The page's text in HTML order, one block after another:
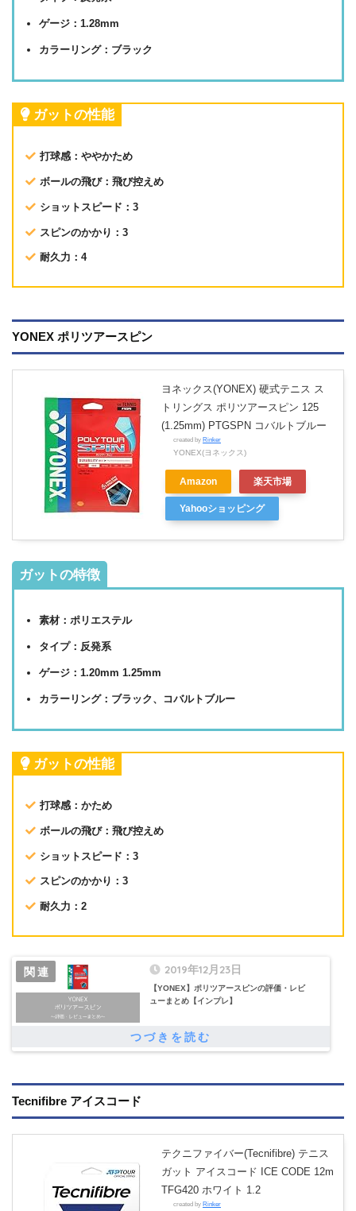
ゲージ：1.28mm
カラーリング：ブラック
ガットの性能
打球感：ややかため
ボールの飛び：飛び控えめ
ショットスピード：3
スピンのかかり：3
耐久力：4
YONEX ポリツアースピン
ヨネックス(YONEX) 硬式テニス ス
トリングス ポリツアースピン 125
(1.25mm) PTGSPN コバルトブルー
created by Rinker
YONEX(ヨネックス)
Amazon 楽天市場
Yahooショッピング
ガットの特徴
素材：ポリエステル
タイプ：反発系
ゲージ：1.20mm 1.25mm
カラーリング：ブラック、コバルトブルー
ガットの性能
打球感：かため
ボールの飛び：飛び控えめ
ショットスピード：3
スピンのかかり：3
耐久力：2
2019年12月23日
【YONEX】ポリツアースピンの評価・レビ
ューまとめ【インプレ】
Tecnifibre アイスコード
テクニファイバー(Tecnifibre) テニス
ガット アイスコード ICE CODE 12m
TFG420 ホワイト 1.2
created by Rinker